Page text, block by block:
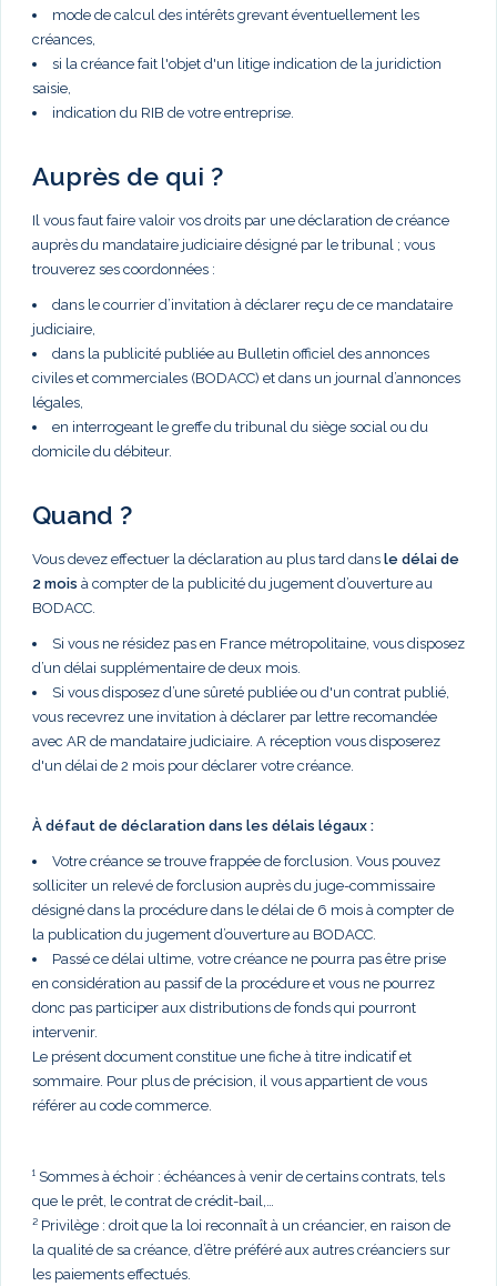
mode de calcul des intérêts grevant éventuellement les
créances,
si la créance fait l'objet d'un litige indication de la juridiction
saisie,
indication du RIB de votre entreprise.
Auprès de qui ?
Il vous faut faire valoir vos droits par une déclaration de créance
auprès du mandataire judiciaire désigné par le tribunal ; vous
trouverez ses coordonnées :
dans le courrier d’invitation à déclarer reçu de ce mandataire
judiciaire,
dans la publicité publiée au Bulletin officiel des annonces
civiles et commerciales (BODACC) et dans un journal d’annonces
légales,
en interrogeant le greffe du tribunal du siège social ou du
domicile du débiteur.
Quand ?
Vous devez effectuer la déclaration au plus tard dans le délai de
2 mois à compter de la publicité du jugement d’ouverture au
BODACC.
Si vous ne résidez pas en France métropolitaine, vous disposez
d’un délai supplémentaire de deux mois.
Si vous disposez d’une sûreté publiée ou d'un contrat publié,
vous recevrez une invitation à déclarer par lettre recomandée
avec AR de mandataire judiciaire. A réception vous disposerez
d'un délai de 2 mois pour déclarer votre créance.
À défaut de déclaration dans les délais légaux :
Votre créance se trouve frappée de forclusion. Vous pouvez
solliciter un relevé de forclusion auprès du juge-commissaire
désigné dans la procédure dans le délai de 6 mois à compter de
la publication du jugement d’ouverture au BODACC.
Passé ce délai ultime, votre créance ne pourra pas être prise
en considération au passif de la procédure et vous ne pourrez
donc pas participer aux distributions de fonds qui pourront
intervenir.
Le présent document constitue une fiche à titre indicatif et
sommaire. Pour plus de précision, il vous appartient de vous
référer au code commerce.
¹ Sommes à échoir : échéances à venir de certains contrats, tels
que le prêt, le contrat de crédit-bail,…
² Privilège : droit que la loi reconnaît à un créancier, en raison de
la qualité de sa créance, d’être préféré aux autres créanciers sur
les paiements effectués.